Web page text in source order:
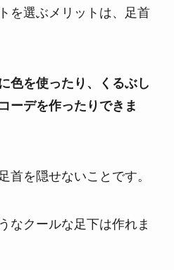
を選ぶメリットは、足首
色を使ったり、くるぶし
ーデを作ったりできま
首を隠せないことです。
なクールな足下は作れま